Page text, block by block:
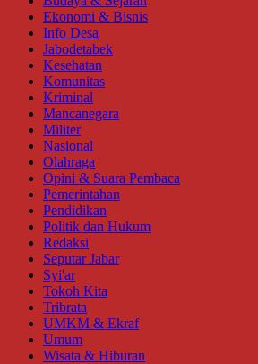
Ekonomi & Bisnis
Info Desa
Jabodetabek
Kesehatan
Komunitas
Kriminal
Mancanegara
Militer
Nasional
Olahraga
Opini & Suara Pembaca
Pemerintahan
Pendidikan
Politik dan Hukum
Redaksi
Seputar Jabar
Syi'ar
Tokoh Kita
Tribrata
UMKM & Ekraf
Umum
Wisata & Hiburan